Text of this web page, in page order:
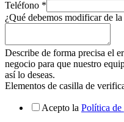
Teléfono *
¿Qué debemos modificar de
Describe de forma precisa el
negocio para que nuestro
así lo deseas.
Elementos de casilla de
Acepto la Política de